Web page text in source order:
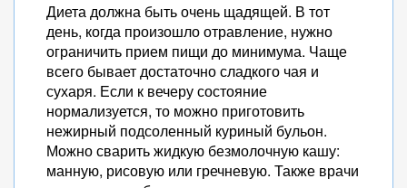
Диета должна быть очень щадящей. В тот
день, когда произошло отравление, нужно
ограничить прием пищи до минимума. Чаще
всего бывает достаточно сладкого чая и
сухаря. Если к вечеру состояние
нормализуется, то можно приготовить
нежирный подсоленный куриный бульон.
Можно сварить жидкую безмолочную кашу:
манную, рисовую или гречневую. Также врачи